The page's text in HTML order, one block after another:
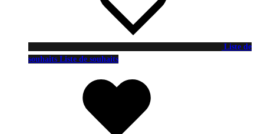
Liste de
souhaits Liste de souhaits